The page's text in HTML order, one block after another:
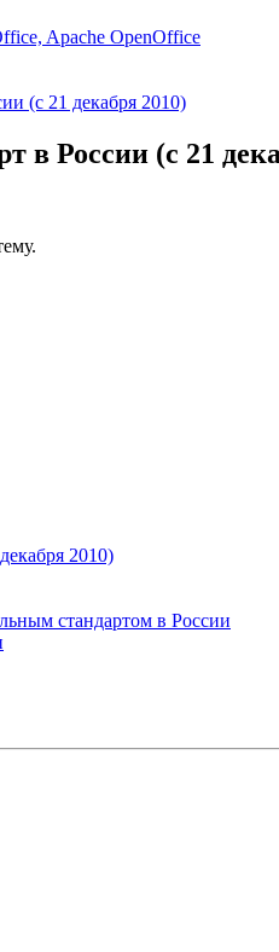
Apache OpenOffice
(с 21 декабря 2010)
в России (с 21
2010)
стандартом в России